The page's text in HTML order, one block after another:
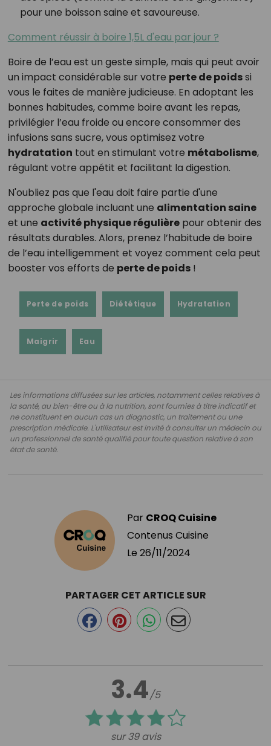
pour une boisson saine et savoureuse.
Comment réussir à boire 1,5L d'eau par jour ?
Boire de l’eau est un geste simple, mais qui peut avoir
un impact considérable sur votre perte de poidssi
vous le faites de manière judicieuse. En adoptant les
bonnes habitudes, comme boire avant les repas,
privilégier l’eau froide ou encore consommer des
infusions sans sucre, vous optimisez votre
hydratation tout en stimulant votre métabolisme,
régulant votre appétit et facilitant la digestion.
N'oubliez pas que l'eau doit faire partie d'une
approche globale incluant une alimentation saine
et une activité physique régulièrepour obtenir des
résultats durables. Alors, prenez l’habitude de boire
de l’eau intelligemment et voyez comment cela peut
booster vos efforts de perte de poids!
Perte de poids Diététique Hydratation
Maigrir Eau
Les informations diffusées sur les articles, notamment celles relatives à
la santé, au bien-être ou à la nutrition, sont fournies à titre indicatif et
ne constituent en aucun cas un diagnostic, un traitement ou une
prescription médicale. L'utilisateur est invité à consulter un médecin ou
un professionnel de santé qualifié pour toute question relative à son
état de santé.
Par CROQ Cuisine
Contenus Cuisine
Le 26/11/2024
3.4/5
sur 39 avis
PARTAGER CET ARTICLE SUR